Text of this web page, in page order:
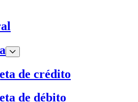
de crédito
de débito